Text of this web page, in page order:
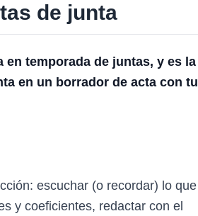
de junta
en temporada de juntas, y es la
en un borrador de acta con tu
escuchar (o recordar) lo que
y coeficientes, redactar con el